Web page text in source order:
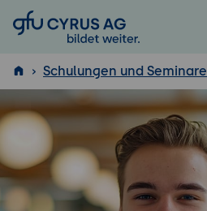
GFU Cyrus AG
ISTQB
Schulungen und Seminare